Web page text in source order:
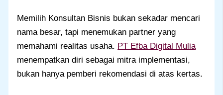
Memilih Konsultan Bisnis bukan sekadar mencari
nama besar, tapi menemukan partner yang
memahami realitas usaha. PT Efba Digital Mulia
menempatkan diri sebagai mitra implementasi,
bukan hanya pemberi rekomendasi di atas kertas.